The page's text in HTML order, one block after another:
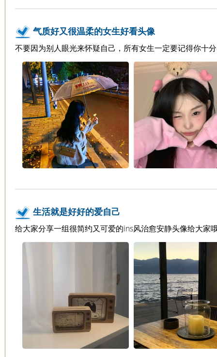
气质好又很温柔的女生好看头像
不要因为别人眼光来怀疑自己，所有女生一定要记得你十
生活就是好好的爱自己
给大家分享一组很简约又可爱的ins风治愈安静头像给大家